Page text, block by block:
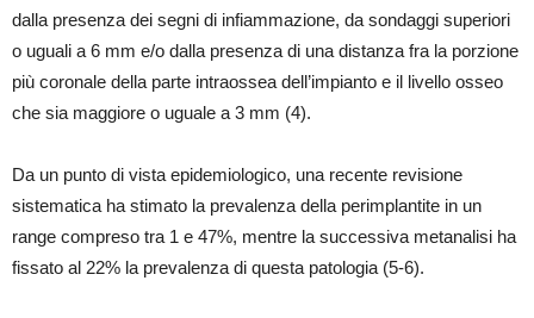
dalla presenza dei segni di infiammazione, da sondaggi superiori
o uguali a 6 mm e/o dalla presenza di una distanza fra la porzione
più coronale della parte intraossea dell’impianto e il livello osseo
che sia maggiore o uguale a 3 mm (4).
Da un punto di vista epidemiologico, una recente revisione
sistematica ha stimato la prevalenza della perimplantite in un
range compreso tra 1 e 47%, mentre la successiva metanalisi ha
fissato al 22% la prevalenza di questa patologia (5-6).